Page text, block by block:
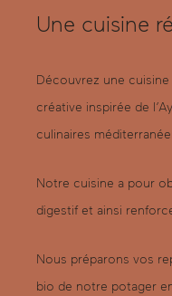
Une cuisine
Découvrez une
créative inspirée de
culinaires
Notre cuisine a pour
digestif et ainsi
Nous préparons vos
bio de notre potager